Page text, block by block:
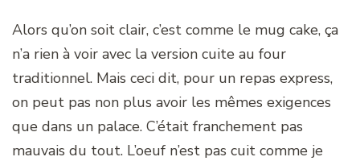
Alors qu’on soit clair, c’est comme le mug cake, ça
n’a rien à voir avec la version cuite au four
traditionnel. Mais ceci dit, pour un repas express,
on peut pas non plus avoir les mêmes exigences
que dans un palace. C’était franchement pas
mauvais du tout. L’oeuf n’est pas cuit comme je